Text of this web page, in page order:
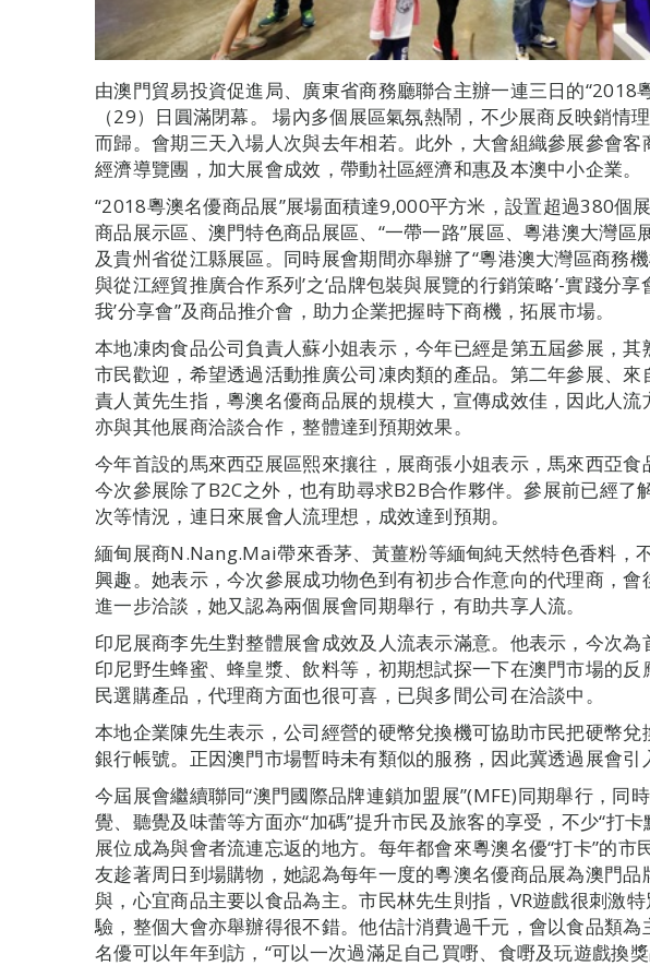
由澳門貿易投資促進局、廣東省商務廳聯合主辦一連三日的“2018
（29）日圓滿閉幕。 場內多個展區氣氛熱鬧，不少展商反映銷情
而歸。會期三天入場人次與去年相若。此外，大會組織參展參會客
經濟導覽團，加大展會成效，帶動社區經濟和惠及本澳中小企業。
“2018粵澳名優商品展”展場面積達9,000平方米，設置超過380個
商品展示區、澳門特色商品展區、“一帶一路”展區、粵港澳大灣區
及貴州省從江縣展區。同時展會期間亦舉辦了“粵港澳大灣區商務機
與從江經貿推廣合作系列’之‘品牌包裝與展覽的行銷策略’-實踐分享
我’分享會”及商品推介會，助力企業把握時下商機，拓展市場。
本地凍肉食品公司負責人蘇小姐表示，今年已經是第五屆參展，其
市民歡迎，希望透過活動推廣公司凍肉類的產品。第二年參展、來
責人黃先生指，粵澳名優商品展的規模大，宣傳成效佳，因此人流
亦與其他展商洽談合作，整體達到預期效果。
今年首設的馬來西亞展區熙來攘往，展商張小姐表示，馬來西亞食
今次參展除了B2C之外，也有助尋求B2B合作夥伴。參展前已經了
次等情況，連日來展會人流理想，成效達到預期。
緬甸展商N.Nang.Mai帶來香茅、黃薑粉等緬甸純天然特色香料，
興趣。她表示，今次參展成功物色到有初步合作意向的代理商，會
進一步洽談，她又認為兩個展會同期舉行，有助共享人流。
印尼展商李先生對整體展會成效及人流表示滿意。他表示，今次
印尼野生蜂蜜、蜂皇漿、飲料等，初期想試探一下在澳門市場的
民選購產品，代理商方面也很可喜，已與多間公司在洽談中。
本地企業陳先生表示，公司經營的硬幣兌換機可協助市民把硬幣兌
銀行帳號。正因澳門市場暫時未有類似的服務，因此冀透過展會引
今屆展會繼續聯同“澳門國際品牌連鎖加盟展”(MFE)同期舉行，同
覺、聽覺及味蕾等方面亦“加碼”提升市民及旅客的享受，不少“打卡
展位成為與會者流連忘返的地方。每年都會來粵澳名優“打卡”的市
友趁著周日到場購物，她認為每年一度的粵澳名優商品展為澳門品
與，心宜商品主要以食品為主。市民林先生則指，VR遊戲很刺激
驗，整個大會亦舉辦得很不錯。他估計消費過千元，會以食品類為
名優可以年年到訪，“可以一次過滿足自己買嘢、食嘢及玩遊戲換